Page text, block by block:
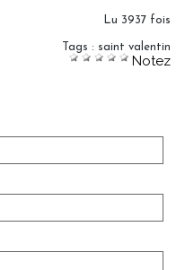
Lu 3937 fois
Tags : saint valentin
Notez